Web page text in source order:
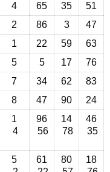
4 65 35
51
2 86 3 47
1 22 59
63
5 5 17 76
7 34 62
83
8 47 90 24
1
4
96
56
14
78
46
35
5
61
80
18